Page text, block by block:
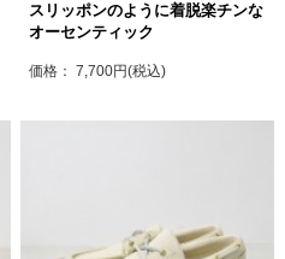
スリッポンのように着脱楽チンな
オーセンティック
価格： 7,700円(税込)